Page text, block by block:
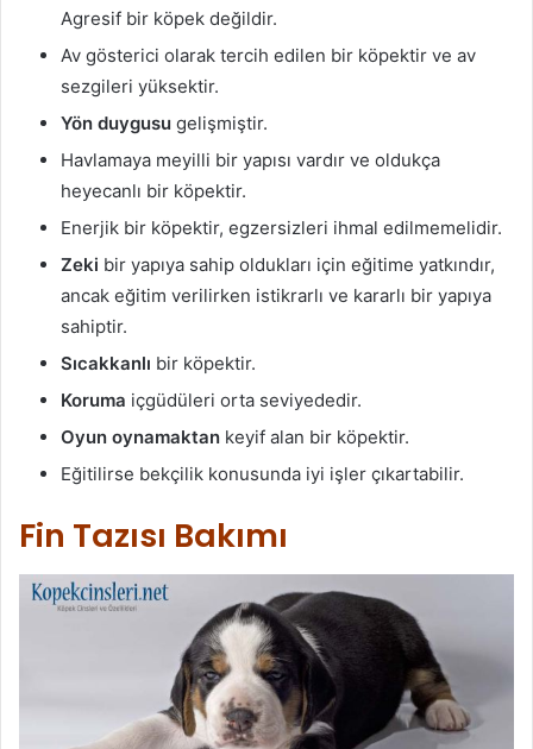
Agresif bir köpek değildir.
Av gösterici olarak tercih edilen bir köpektir ve av
sezgileri yüksektir.
Yön duygusu gelişmiştir.
Havlamaya meyilli bir yapısı vardır ve oldukça
heyecanlı bir köpektir.
Enerjik bir köpektir, egzersizleri ihmal edilmemelidir.
Zeki bir yapıya sahip oldukları için eğitime yatkındır,
ancak eğitim verilirken istikrarlı ve kararlı bir yapıya
sahiptir.
Sıcakkanlı bir köpektir.
Koruma içgüdüleri orta seviyededir.
Oyun oynamaktan keyif alan bir köpektir.
Eğitilirse bekçilik konusunda iyi işler çıkartabilir.
Fin Tazısı Bakımı